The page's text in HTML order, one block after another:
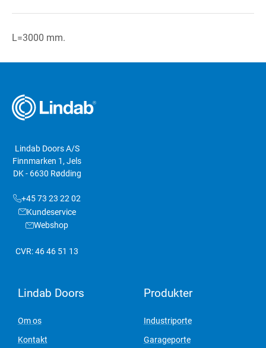
L=3000 mm.
Lindab Doors A/S
Finnmarken 1, Jels
DK - 6630 Rødding
+45 73 23 22 02
Kundeservice
Webshop
CVR: 46 46 51 13
Lindab Doors
Om os
Kontakt
Produkter
Industriporte
Garageporte